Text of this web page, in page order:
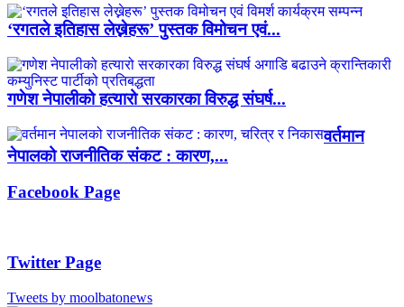
‘रगतले इतिहास लेख्नेहरू’ पुस्तक विमोचन एवं...
गणेश नेपालीको हत्यारो सरकारका विरुद्ध संघर्ष...
वर्तमान
नेपालको राजनीतिक संकट : कारण,...
Facebook Page
Twitter Page
Tweets by moolbatonews